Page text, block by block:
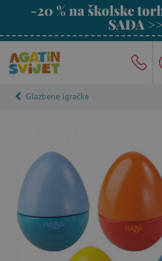
-20 % na školske
SADA >>
Glazbene igračke